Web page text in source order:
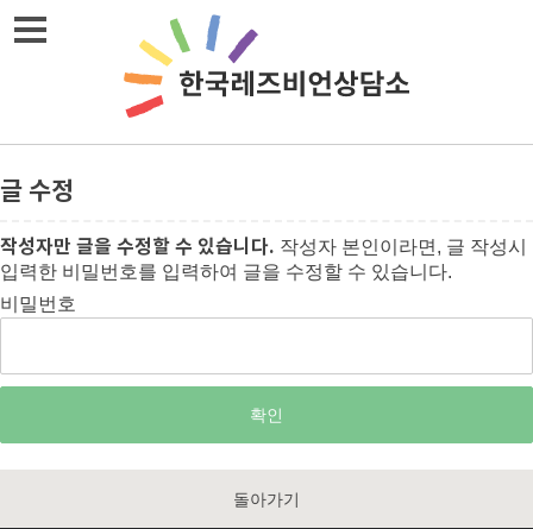
글 수정
작성자만 글을 수정할 수 있습니다. 작성자 본인이라면, 글 작성시
입력한 비밀번호를 입력하여 글을 수정할 수 있습니다.
비밀번호
돌아가기